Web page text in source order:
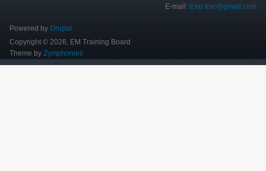
E-mail:tcep.tmc@gmail.com
Powered by Drupal
Copyright © 2026, EM Training Board
Theme by Zymphonies